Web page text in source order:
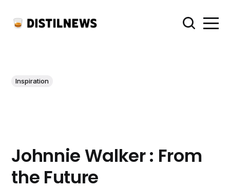
Inspiration
Johnnie Walker : From
the Future